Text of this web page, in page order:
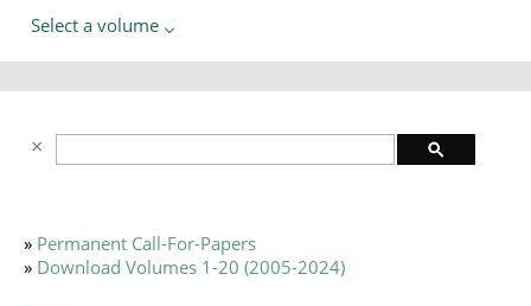
Select a volume
» Permanent Call-For-Papers
» Download Volumes 1-20 (2005-2024)